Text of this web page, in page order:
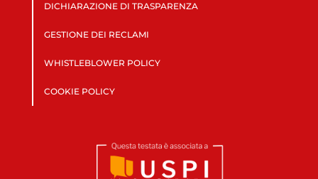
DICHIARAZIONE DI TRASPARENZA
GESTIONE DEI RECLAMI
WHISTLEBLOWER POLICY
COOKIE POLICY